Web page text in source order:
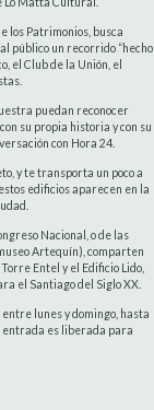
los Patrimonios, busca
público un recorrido “hecho
el Club de la Unión, el
puedan reconocer
su propia historia y con su
con Hora 24.
y te transporta un poco a
edificios aparecen en la
Nacional, o de las
Artequín), comparten
Entel y el Edificio Lido,
el Santiago del Siglo XX.
lunes y domingo, hasta
entrada es liberada para